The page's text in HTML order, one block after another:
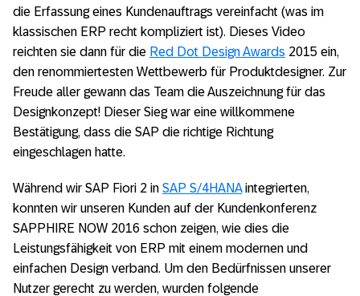
die Erfassung eines Kundenauftrags vereinfacht (was im
klassischen ERP recht kompliziert ist). Dieses Video
reichten sie dann für die Red Dot Design Awards 2015 ein,
den renommiertesten Wettbewerb für Produktdesigner. Zur
Freude aller gewann das Team die Auszeichnung für das
Designkonzept! Dieser Sieg war eine willkommene
Bestätigung, dass die SAP die richtige Richtung
eingeschlagen hatte.
Während wir SAP Fiori 2 in SAP S/4HANAintegrierten,
konnten wir unseren Kunden auf der Kundenkonferenz
SAPPHIRE NOW 2016 schon zeigen, wie dies die
Leistungsfähigkeit von ERP mit einem modernen und
einfachen Design verband. Um den Bedürfnissen unserer
Nutzer gerecht zu werden, wurden folgende